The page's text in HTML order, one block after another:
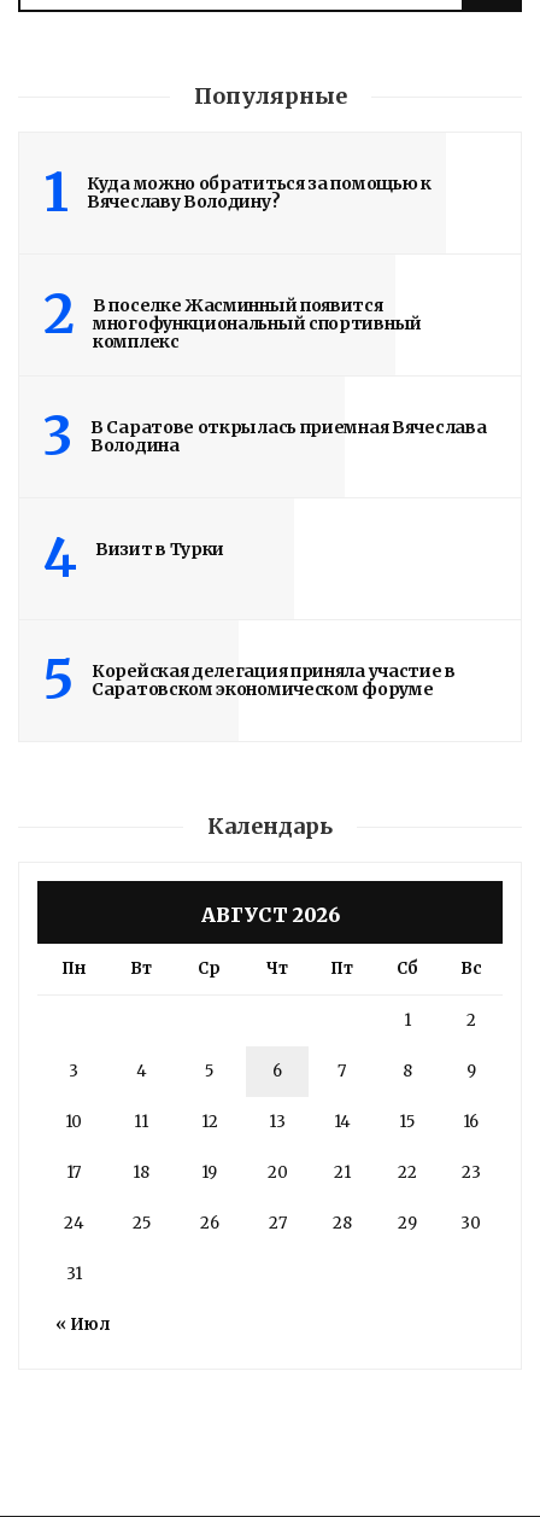
Популярные
1
Куда можно обратиться за помощью к
Вячеславу Володину?
2
В поселке Жасминный появится
многофункциональный спортивный
комплекс
3
В Саратове открылась приемная Вячеслава
Володина
4 Визит в Турки
5
Корейская делегация приняла участие в
Саратовском экономическом форуме
Календарь
АВГУСТ 2026
Пн Вт Ср Чт Пт Сб Вс
« Июл
1 2
3 4 5 6 7 8 9
10 11 12 13 14 15 16
17 18 19 20 21 22 23
24 25 26 27 28 29 30
31
здания колледжа
радиоэлектроники
2 недели назад
Здание построено в 1900 году